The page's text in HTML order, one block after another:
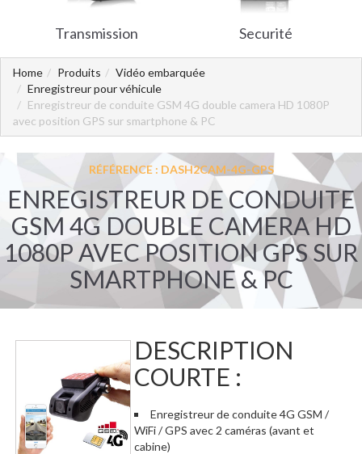
Transmission Securité
Home Produits
Vidéo embarquée
Enregistreur pour véhicule
Enregistreur de conduite GSM 4G double camera HD 1080P
avec position GPS sur smartphone & PC
RÉFÉRENCE : DASH2CAM-4G-GPS
ENREGISTREUR DE CONDUITE
GSM 4G DOUBLE CAMERA HD
1080P AVEC POSITION GPS SUR
SMARTPHONE & PC
DESCRIPTION
COURTE :
Enregistreur de conduite 4G GSM /
WiFi / GPS avec 2 caméras (avant et
cabine)